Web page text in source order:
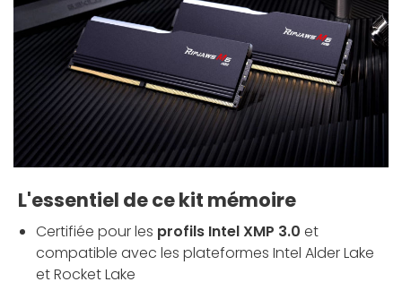
L'essentiel de ce kit mémoire
Certifiée pour les profils Intel XMP 3.0 et
compatible avec les plateformes Intel Alder Lake
et Rocket Lake